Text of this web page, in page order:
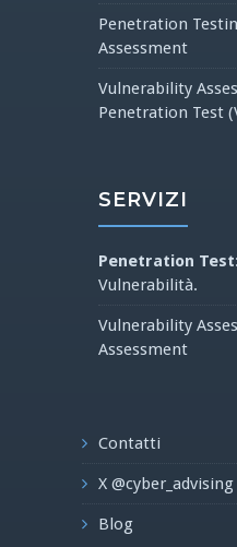
Penetration
Assessment
Vulnerability
Penetration Test
SERVIZI
Penetration Test
Vulnerabilità.
Vulnerability
Assessment
Contatti
X @cyber_advising
Blog